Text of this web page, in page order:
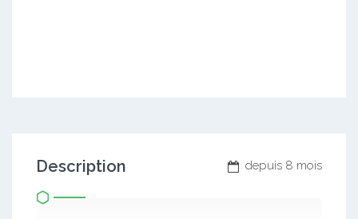
depuis 8 mois
Description